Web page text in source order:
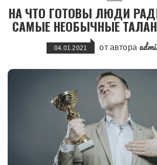
НА ЧТО ГОТОВЫ ЛЮДИ
САМЫЕ НЕОБЫЧНЫЕ
04.01.2021 от автора